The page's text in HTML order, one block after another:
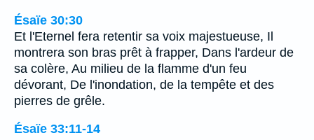
Ésaïe 30:30
Et l'Eternel fera retentir sa voix majestueuse, Il
montrera son bras prêt à frapper, Dans l'ardeur de
sa colère, Au milieu de la flamme d'un feu
dévorant, De l'inondation, de la tempête et des
pierres de grêle.
Ésaïe 33:11-14